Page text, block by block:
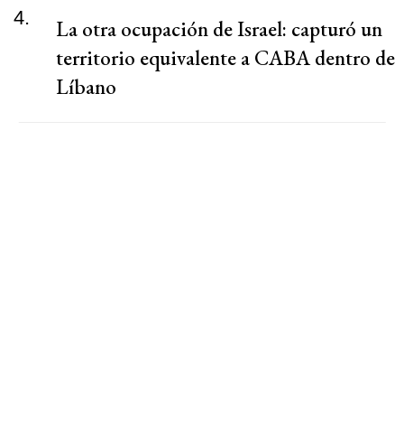
4.
La otra ocupación de Israel: capturó un
territorio equivalente a CABA dentro de
Líbano